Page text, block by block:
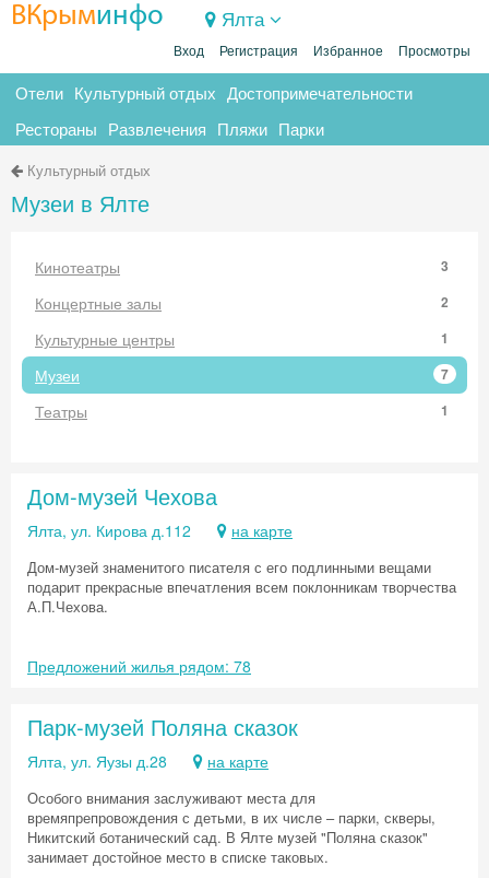
ВКрыминфо Ялта
Вход Регистрация Избранное Просмотры
Отели Культурный отдых Достопримечательности
Рестораны Развлечения Пляжи Парки
Культурный отдых
Музеи в Ялте
Кинотеатры 3
Концертные залы 2
Культурные центры 1
Музеи 7
Театры 1
Дом-музей Чехова
Ялта, ул. Кирова д.112 на карте
Дом-музей знаменитого писателя с его подлинными вещами
подарит прекрасные впечатления всем поклонникам творчества
А.П.Чехова.
Предложений жилья рядом: 78
Парк-музей Поляна сказок
Ялта, ул. Яузы д.28 на карте
Особого внимания заслуживают места для
времяпрепровождения с детьми, в их числе – парки, скверы,
Никитский ботанический сад. В Ялте музей "Поляна сказок"
занимает достойное место в списке таковых.